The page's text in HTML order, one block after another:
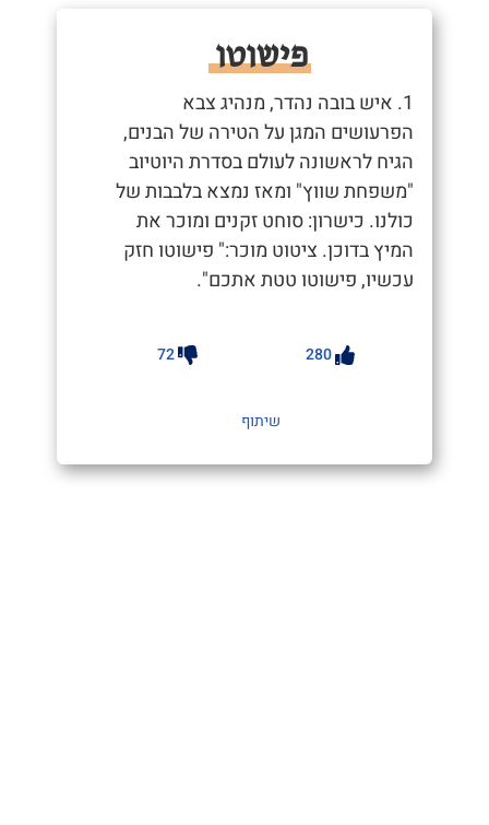
פישוטו
1. איש בובה נהדר, מנהיג צבא
הפרעושים המגן על הטירה של הבנים,
הגיח לראשונה לעולם בסדרת היוטיוב
"משפחת שווץ" ומאז נמצא בלבבות של
כולנו. כישרון: סוחט זקנים ומוכר את
המיץ בדוכן. ציטוט מוכר:" פישוטו חזק
עכשיו, פישוטו טטת אתכם".
280
72
שיתוף